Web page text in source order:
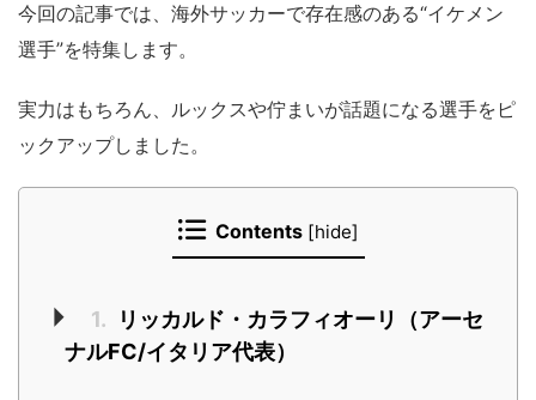
今回の記事では、海外サッカーで存在感のある“イケメン
選手”を特集します。
実力はもちろん、ルックスや佇まいが話題になる選手をピ
ックアップしました。
Contents [hide]
1.
リッカルド・カラフィオーリ（アーセ
ナルFC/イタリア代表）